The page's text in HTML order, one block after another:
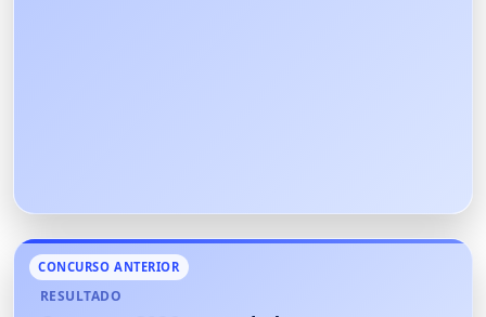
CONCURSO ANTERIOR
RESULTADO